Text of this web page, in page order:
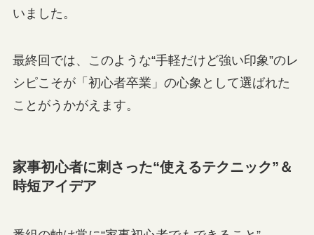
いました。
最終回では、このような“手軽だけど強い印象”のレ
シピこそが「初心者卒業」の心象として選ばれた
ことがうかがえます。
家事初心者に刺さった“使えるテクニック”＆
時短アイデア